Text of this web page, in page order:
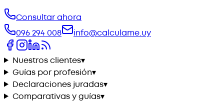
Consultar ahora
096 294 008
info@calculame.uy
Nuestros clientes▾
Guías por profesión▾
Declaraciones juradas▾
Comparativas y guías▾